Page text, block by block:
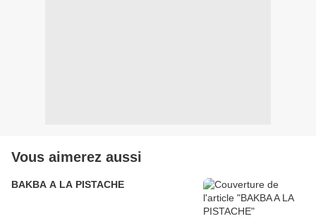
Vous aimerez aussi
BAKBA A LA PISTACHE